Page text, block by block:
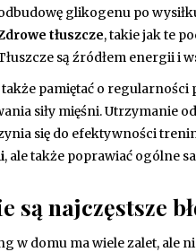
glikogenu po
tłuszcze, takie jak te
są źródłem energii i
pamiętać o
siły mięśni. Utrzymanie
się do efektywności
, ale także poprawiać ogólne
są najczęstsze
w domu ma wiele zalet, ale